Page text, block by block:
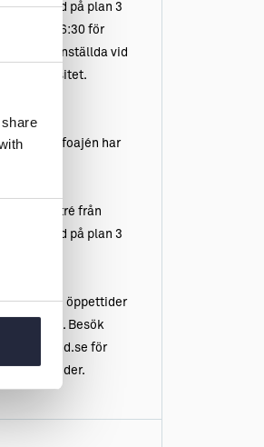
Gotland på plan 3
kl. 8-16:30 för
och anställda vid
universitet.
söndag
och foajén har
entré från
Gotland på plan 3
Avvikande öppettider
Besök
för
öppettider.